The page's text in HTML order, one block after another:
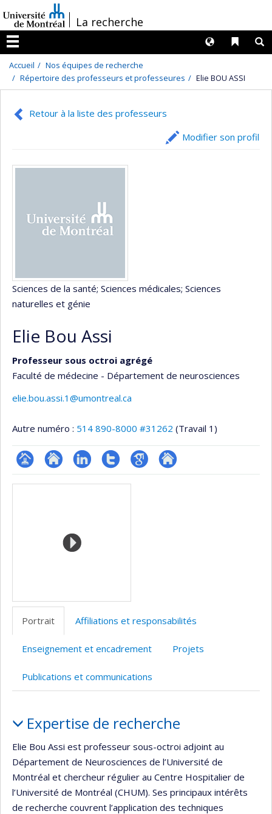
au
contenu
/La recherche
Menu
Liens
Langues
Accueil
Nos équipes de recherche
Répertoire des professeurs et professeures
Elie BOU ASSI
Retour à la liste des professeurs
Modifier son profil
Sciences de la santé; Sciences médicales; Sciences
naturelles et génie
Elie Bou Assi
Professeur sous octroi agrégé
Faculté de médecine - Département de neurosciences
elie.bou.assi.1@umontreal.ca
Autre numéro : 514 890-8000 #31262 (Travail 1)
Page Site
recherche
LinkedInCompteGoogleAutre
Médias
Portrait Affiliations et responsabilités
Enseignement et encadrement Projets
Publications et communications
Expertise de recherche
Elie Bou Assi est professeur sous-octroi adjoint au
Département de Neurosciences de l’Université de
Montréal et chercheur régulier au Centre Hospitalier de
l’Université de Montréal (CHUM). Ses principaux intérêts
de recherche couvrent l’application des techniques